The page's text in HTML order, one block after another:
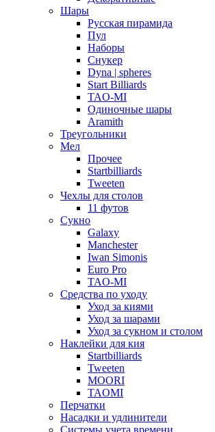
Шары
Русская пирамида
Пул
Наборы
Снукер
Dyna | spheres
Start Billiards
TAO-MI
Одиночные шары
Aramith
Треугольники
Мел
Прочее
Startbilliards
Tweeten
Чехлы для столов
11 футов
Сукно
Galaxy
Manchester
Iwan Simonis
Euro Pro
TAO-MI
Средства по уходу
Уход за киями
Уход за шарами
Уход за сукном и столом
Наклейки для кия
Startbilliards
Tweeten
MOORI
TAOMI
Перчатки
Насадки и удлинители